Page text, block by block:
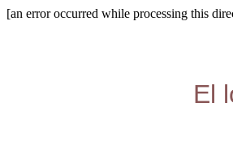
[an error occurred while processing this
El